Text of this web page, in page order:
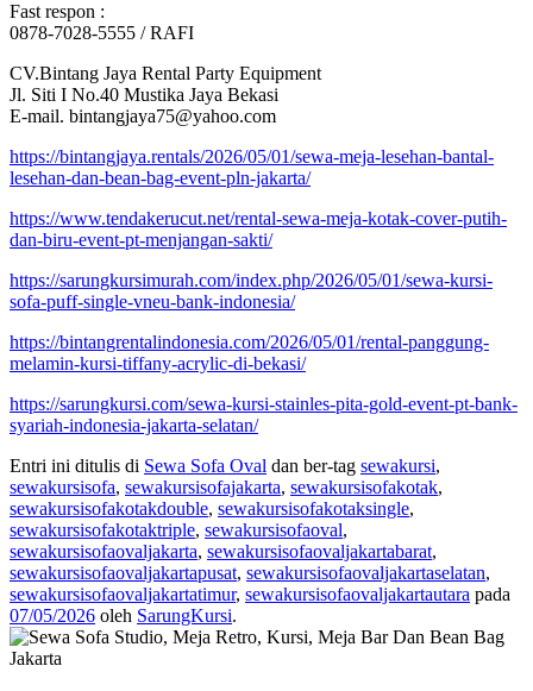
Fast respon :
0878-7028-5555 / RAFI
CV.Bintang Jaya Rental Party Equipment
Jl. Siti I No.40 Mustika Jaya Bekasi
E-mail. bintangjaya75@yahoo.com
https://bintangjaya.rentals/2026/05/01/sewa-meja-lesehan-bantal-
lesehan-dan-bean-bag-event-pln-jakarta/
https://www.tendakerucut.net/rental-sewa-meja-kotak-cover-putih-
dan-biru-event-pt-menjangan-sakti/
https://sarungkursimurah.com/index.php/2026/05/01/sewa-kursi-
sofa-puff-single-vneu-bank-indonesia/
https://bintangrentalindonesia.com/2026/05/01/rental-panggung-
melamin-kursi-tiffany-acrylic-di-bekasi/
https://sarungkursi.com/sewa-kursi-stainles-pita-gold-event-pt-bank-
syariah-indonesia-jakarta-selatan/
Entri ini ditulis di Sewa Sofa Oval dan ber-tag sewakursi,
sewakursisofa, sewakursisofajakarta, sewakursisofakotak,
sewakursisofakotakdouble, sewakursisofakotaksingle,
sewakursisofakotaktriple, sewakursisofaoval,
sewakursisofaovaljakarta, sewakursisofaovaljakartabarat,
sewakursisofaovaljakartapusat, sewakursisofaovaljakartaselatan,
sewakursisofaovaljakartatimur, sewakursisofaovaljakartautara pada
07/05/2026 oleh SarungKursi.